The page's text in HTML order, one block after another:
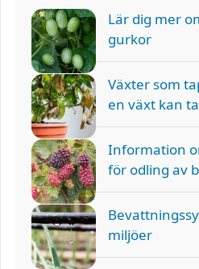
Lär dig mer
gurkor
Växter som
en växt kan
Information
för odling av
miljöer